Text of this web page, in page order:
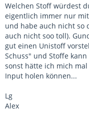
Welchen Stoff würdest
eigentlich immer nur
und habe auch nicht so
auch nicht soo toll).
gut einen Unistoff
Schuss" und Stoffe
sonst hätte ich mich
Input holen können...
Lg
Alex